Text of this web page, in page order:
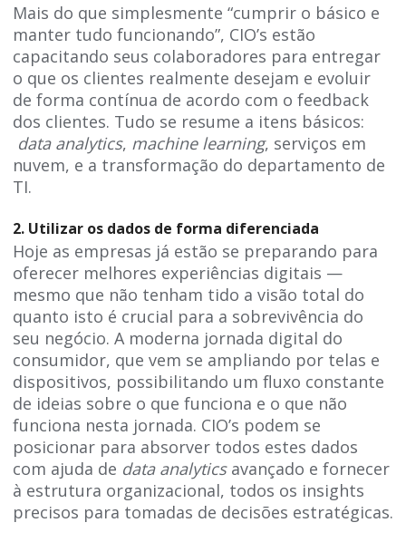
Mais do que simplesmente “cumprir o básico e
manter tudo funcionando”, CIO’s estão
capacitando seus colaboradores para entregar
o que os clientes realmente desejam e evoluir
de forma contínua de acordo com o feedback
dos clientes. Tudo se resume a itens básicos:
data analytics, machine learning, serviços em
nuvem, e a transformação do departamento de
TI.
2. Utilizar os dados de forma diferenciada
Hoje as empresas já estão se preparando para
oferecer melhores experiências digitais —
mesmo que não tenham tido a visão total do
quanto isto é crucial para a sobrevivência do
seu negócio. A moderna jornada digital do
consumidor, que vem se ampliando por telas e
dispositivos, possibilitando um fluxo constante
de ideias sobre o que funciona e o que não
funciona nesta jornada. CIO’s podem se
posicionar para absorver todos estes dados
com ajuda de data analyticsavançado e fornecer
à estrutura organizacional, todos os insights
precisos para tomadas de decisões estratégicas.